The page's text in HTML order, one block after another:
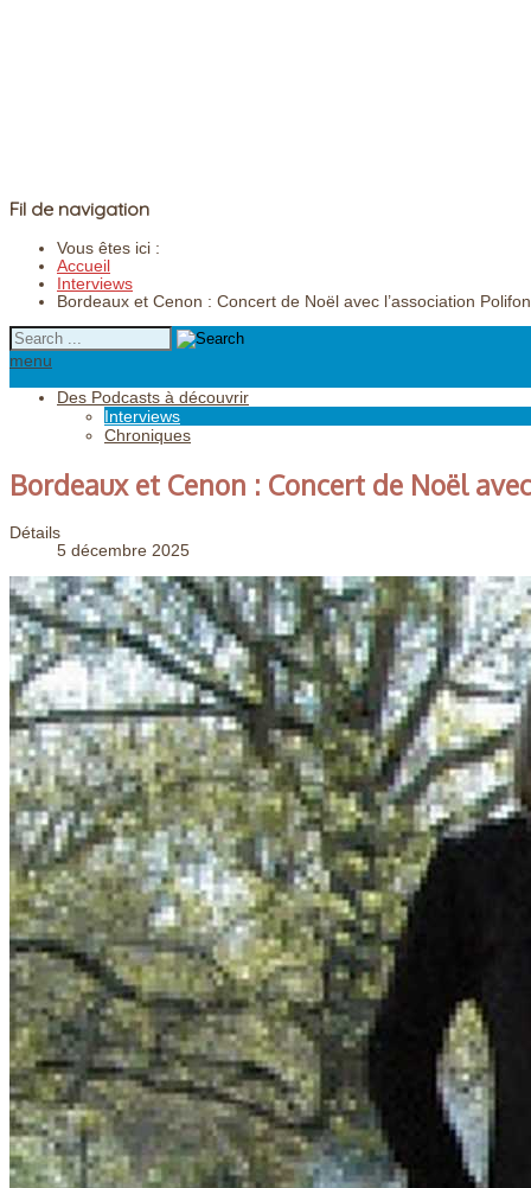
Fil de navigation
Vous êtes ici :
Accueil
Interviews
Bordeaux et Cenon : Concert de Noël avec l’association
menu
Des Podcasts à découvrir
Interviews
Chroniques
Bordeaux et Cenon : Concert de Noël
Détails
5 décembre 2025